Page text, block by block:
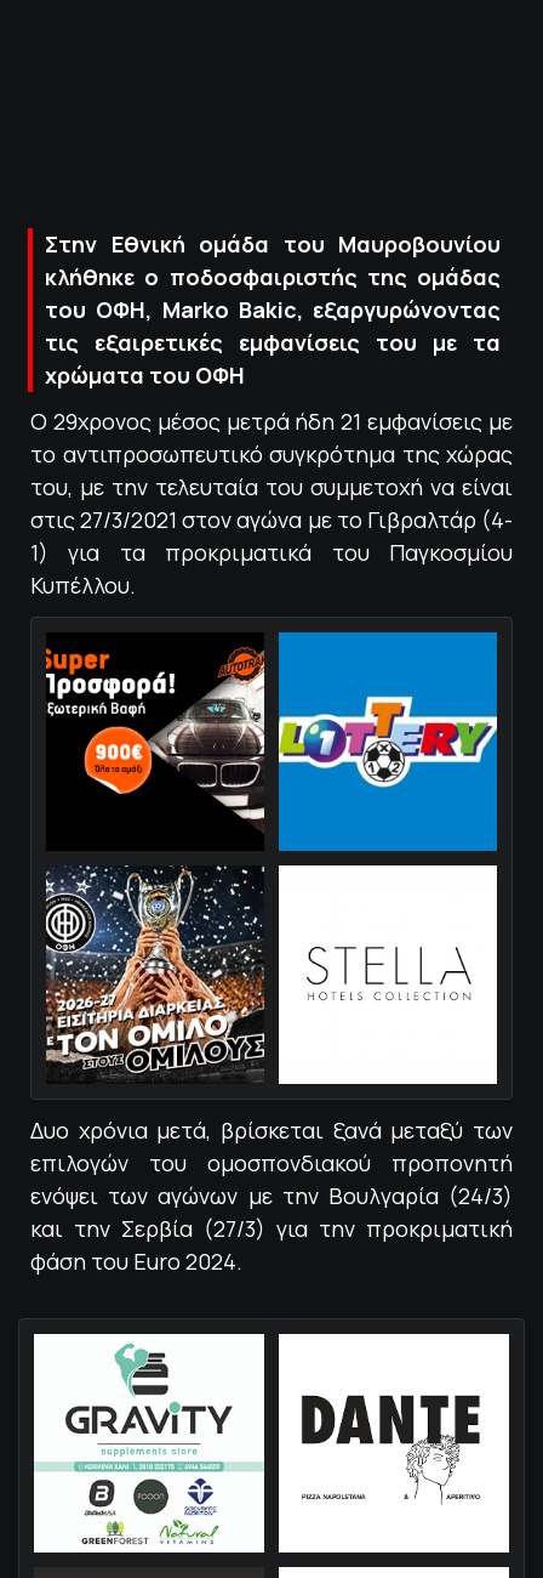
Στην Εθνική ομάδα του Μαυροβουνίου
κλήθηκε ο ποδοσφαιριστής της ομάδας
του ΟΦΗ, Marko Bakic, εξαργυρώνοντας
τις εξαιρετικές εμφανίσεις του με τα
χρώματα του ΟΦΗ
O 29χρονος μέσος μετρά ήδη 21 εμφανίσεις με
το αντιπροσωπευτικό συγκρότημα της χώρας
του, με την τελευταία του συμμετοχή να είναι
στις 27/3/2021 στον αγώνα με το Γιβραλτάρ (4-
1) για τα προκριματικά του Παγκοσμίου
Κυπέλλου.
Δυο χρόνια μετά, βρίσκεται ξανά μεταξύ των
επιλογών του ομοσπονδιακού προπονητή
ενόψει των αγώνων με την Βουλγαρία (24/3)
και την Σερβία (27/3) για την προκριματική
φάση του Euro 2024.